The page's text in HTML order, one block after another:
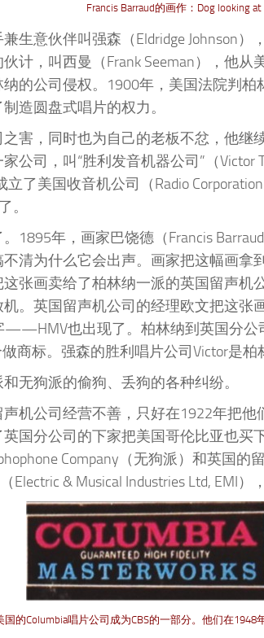
Francis Barraud的画作：Dog looking
生意伙伴叫强森（Eldridge Johnson
计，叫西曼（Frank Seeman），他
的公司侵权。1900年，美国法院判
造圆盘式唱片的权力。
害，同时也为自己的老板不忿，他
公司，叫“胜利发音机器公司”（Victor
立了美国收音机公司（Radio
。
1895年，画家巴饶德（Francis
清为什么它会出声。画家把这幅画
张画卖给了柏林纳一派的英国留声机
。英国留声机公司的经理欧文把这张
——HMV也出现了。柏林纳到英国分
做商标。强森的胜利唱片公司Victor是
无狗派的偷狗、丢狗的各种纠纷。
机公司经营不善，只好在1922年把
国分公司的下家把美国哥伦比亚也
Company（无狗派）和英国
Electric & Musical Industries Ltd, EMI）
国的Columbia唱片公司成为CBS的一部分。他们在